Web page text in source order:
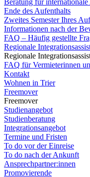
Beratung für internationale
Ende des Aufenthalts
Zweites Semester Ihres
Informationen nach der
FAQ – Häufig gestellte
Regionale
Regionale
FAQ für Vermieterinnen
Kontakt
Wohnen in Trier
Freemover
Freemover
Studienangebot
Studienberatung
Integrationsangebot
Termine und Fristen
To do vor der Einreise
To do nach der Ankunft
Ansprechpartner:innen
Promovierende